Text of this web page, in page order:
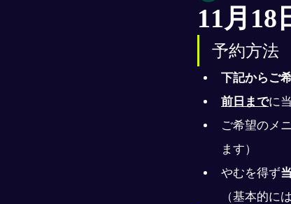
１１月の予約状況 １２月
11月18
予約方法
下記からご
前日までに
ご希望のメ
ます）
やむを得ず
（基本的には